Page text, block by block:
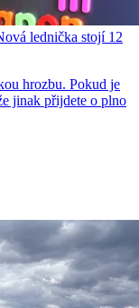
lednička stojí 12
hrozbu. Pokud je
jinak přijdete o plno